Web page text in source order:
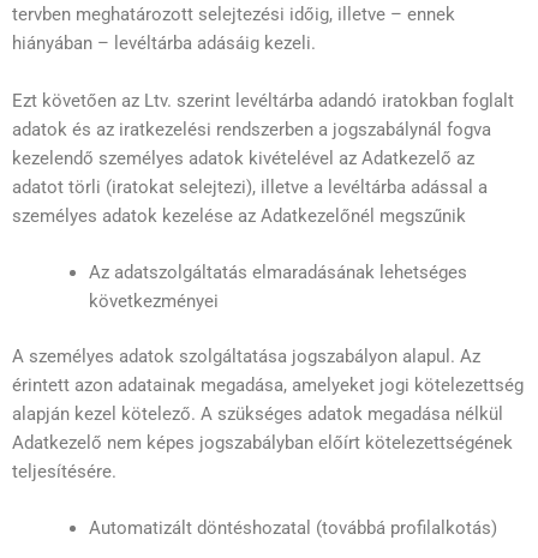
tervben meghatározott selejtezési időig, illetve – ennek
hiányában – levéltárba adásáig kezeli.
Ezt követően az Ltv. szerint levéltárba adandó iratokban foglalt
adatok és az iratkezelési rendszerben a jogszabálynál fogva
kezelendő személyes adatok kivételével az Adatkezelő az
adatot törli (iratokat selejtezi), illetve a levéltárba adással a
személyes adatok kezelése az Adatkezelőnél megszűnik
Az adatszolgáltatás elmaradásának lehetséges
következményei
A személyes adatok szolgáltatása jogszabályon alapul. Az
érintett azon adatainak megadása, amelyeket jogi kötelezettség
alapján kezel kötelező. A szükséges adatok megadása nélkül
Adatkezelő nem képes jogszabályban előírt kötelezettségének
teljesítésére.
Automatizált döntéshozatal (továbbá profilalkotás)